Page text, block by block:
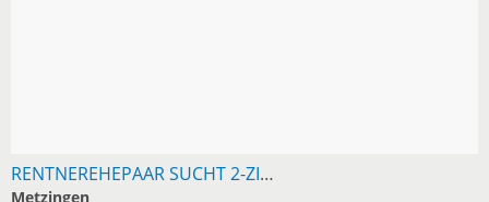
RENTNEREHEPAAR SUCHT 2-ZIMMER-EG-WOHNUNG RAUM METZINGEN
Metzingen